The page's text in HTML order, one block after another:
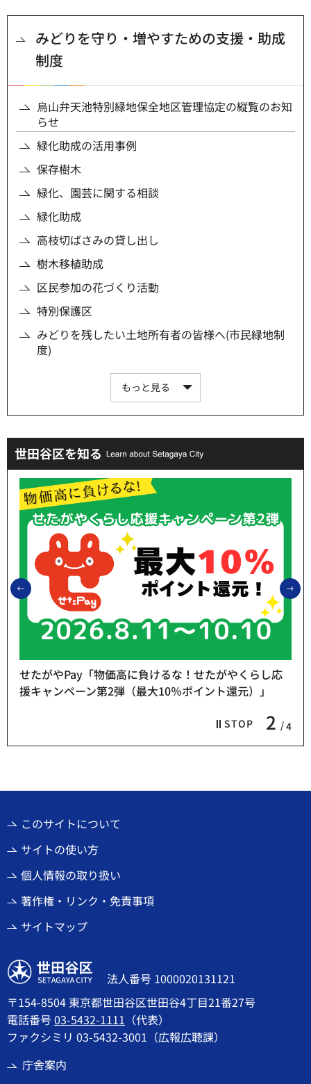
みどりを守り・増やすための支援・助成
制度
烏山弁天池特別緑地保全地区管理協定の縦覧のお知
らせ
緑化助成の活用事例
保存樹木
緑化、園芸に関する相談
緑化助成
高枝切ばさみの貸し出し
樹木移植助成
区民参加の花づくり活動
特別保護区
みどりを残したい土地所有者の皆様へ(市民緑地制
度)
もっと見る
世田谷区を知る
前のスライドを表示
STOP 2 4
せたがやPay「物価高に負けるな！せたがやくらし応
援キャンペーン第2弾（最大10％ポイント還元）」
このサイトについて
サイトの使い方
個人情報の取り扱い
著作権・リンク・免責事項
サイトマップ
世田谷区
法人番号 1000020131121
〒154-8504 東京都世田谷区世田谷4丁目21番27号
電話番号03-5432-1111 （代表）
ファクシミリ 03-5432-3001（広報広聴課）
庁舎案内